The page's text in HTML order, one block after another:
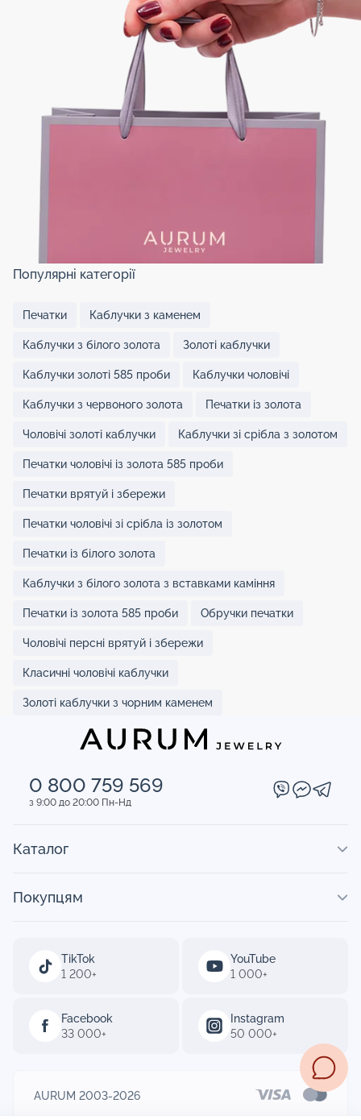
Популярні категорії
Печатки Каблучки з каменем
Каблучки з білого золота Золоті каблучки
Каблучки золоті 585 проби Каблучки чоловічі
Каблучки з червоного золота Печатки із золота
Чоловічі золоті каблучки Каблучки зі срібла з золотом
Печатки чоловічі із золота 585 проби
Печатки врятуй і збережи
Печатки чоловічі зі срібла із золотом
Печатки із білого золота
Каблучки з білого золота з вставками каміння
Печатки із золота 585 проби Обручки печатки
Чоловічі персні врятуй і збережи
Класичні чоловічі каблучки
Золоті каблучки з чорним каменем
0 800 759 569
з 9:00 до 20:00 Пн-Нд
TikTok
1 200+
YouTube
1 000+
Facebook
33 000+
Instagram
50 000+
Каталог
Покупцям
AURUM 2003-2026